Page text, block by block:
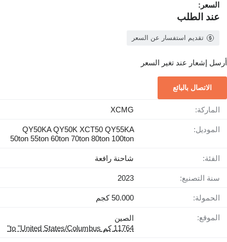
السعر:
عند الطلب
تقديم استفسار عن السعر
أرسل إشعار عند تغير السعر
الاتصال بالبائع
الماركة: XCMG
الموديل:
QY50KA QY50K XCT50 QY55KA
50ton 55ton 60ton 70ton 80ton 100ton
الفئة: شاحنة رافعة
سنة التصنيع: 2023
الحمولة: 50.000 كجم
الموقع:
الصين
11764 كم to "United States/Columbus"